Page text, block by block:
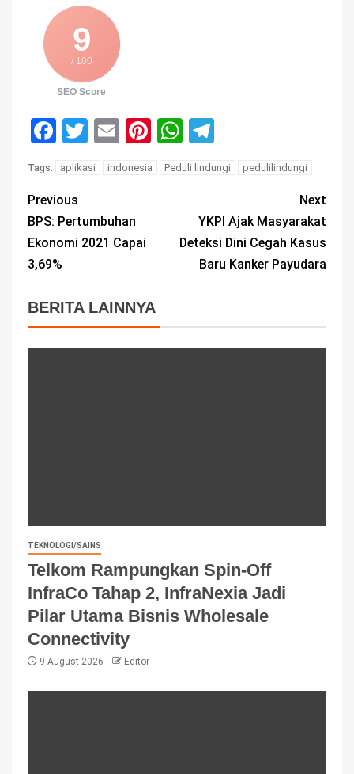
9
/ 100
SEO Score
Facebook
Twitter
EmailPinterest
WhatsApp
Tags: aplikasi indonesia Peduli lindungi pedulilindungi
Previous
BPS: Pertumbuhan
Ekonomi 2021 Capai
3,69%
Next
YKPI Ajak Masyarakat
Deteksi Dini Cegah Kasus
Baru Kanker Payudara
BERITA LAINNYA
TEKNOLOGI/SAINS
Telkom Rampungkan Spin-Off
InfraCo Tahap 2, InfraNexia Jadi
Pilar Utama Bisnis Wholesale
Connectivity
9 August 2026 Editor